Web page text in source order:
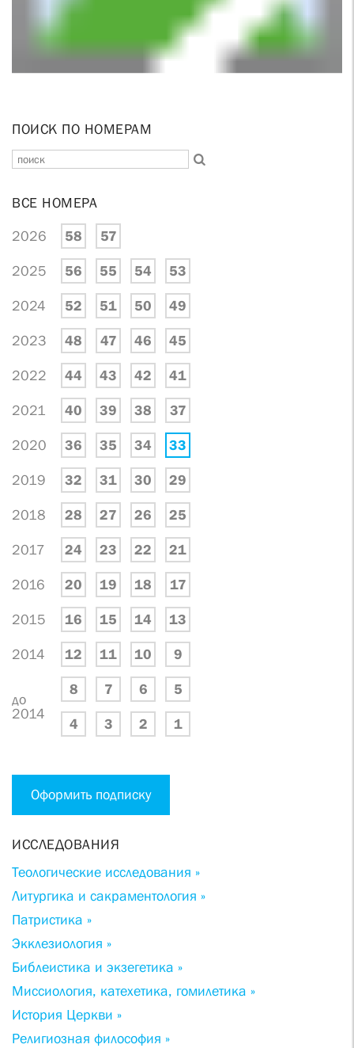
ПОИСК ПО НОМЕРАМ
ВСЕ НОМЕРА
2026 58 57
2025 56 55 54 53
2024 52 51 50 49
2023 48 47 46 45
2022 44 43 42 41
2021 40 39 38 37
2020 36 35 34 33
2019 32 31 30 29
2018 28 27 26 25
2017 24 23 22 21
2016 20 19 18 17
2015 16 15 14 13
2014 12 11 10 9
до
2014
8 7 6 5
4 3 2 1
Оформить подписку
ИССЛЕДОВАНИЯ
Теологические исследования »
Литургика и сакраментология »
Патристика »
Экклезиология »
Библеистика и экзегетика »
Миссиология, катехетика, гомилетика »
История Церкви »
Религиозная философия »